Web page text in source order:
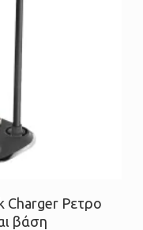
Charger Ρετρο
βάση